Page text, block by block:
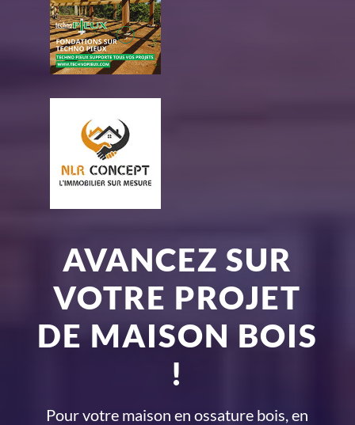
AVANCEZ SUR
VOTRE PROJET
DE MAISON BOIS
!
Pour votre maison en ossature bois, en